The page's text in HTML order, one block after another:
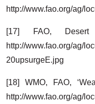
http://www.fao.org/ag/
[17] FAO, Desert
http://www.fao.org/ag/
20upsurgeE.jpg
[18] WMO, FAO,
http://www.fao.org/ag/